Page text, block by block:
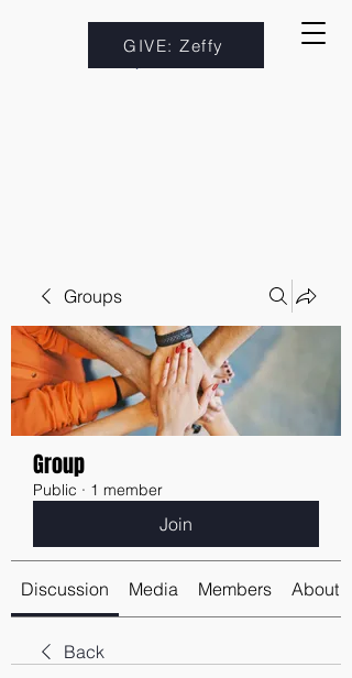
GIVE: Zeffy
Groups
Group
Public · 1 member
Join
Discussion Media Members About
Back